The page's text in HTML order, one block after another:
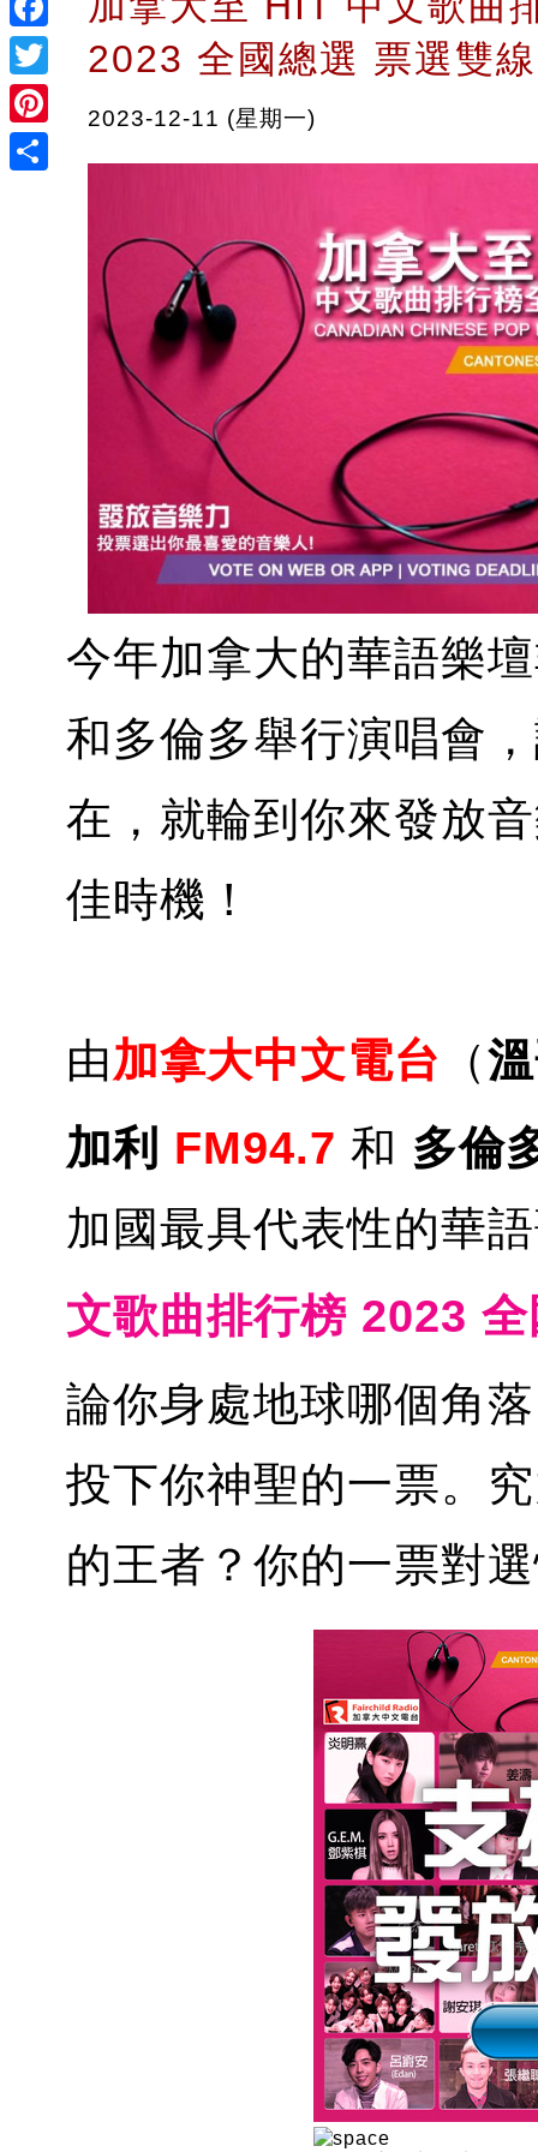
Facebook
Twitter
Pinterest
2023 全國總選 票選雙
2023-12-11 (星期一)
今年加拿大的華語樂
和多倫多舉行演唱會
在，就輪到你來發放
佳時機！
由加拿大中文電台 （
加利 FM94.7 和 多倫
加國最具代表性的華
文歌曲排行榜 2023
論你身處地球哪個角
投下你神聖的一票。
的王者？你的一票對